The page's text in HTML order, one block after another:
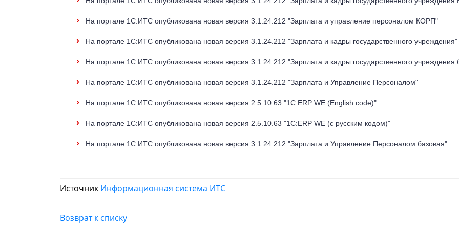
› На портале 1С:ИТС опубликована новая версия 3.1.24.212 "Зарплата и управление персоналом КОРП"
› На портале 1С:ИТС опубликована новая версия 3.1.24.212 "Зарплата и кадры государственного учреждения"
› На портале 1С:ИТС опубликована новая версия 3.1.24.212 "Зарплата и кадры государственного учреждения
› На портале 1С:ИТС опубликована новая версия 3.1.24.212 "Зарплата и Управление Персоналом"
› На портале 1С:ИТС опубликована новая версия 2.5.10.63 "1C:ERP WE (English code)"
› На портале 1С:ИТС опубликована новая версия 2.5.10.63 "1C:ERP WE (с русским кодом)"
› На портале 1С:ИТС опубликована новая версия 3.1.24.212 "Зарплата и Управление Персоналом базовая"
Источник Информационная система ИТС
Возврат к списку